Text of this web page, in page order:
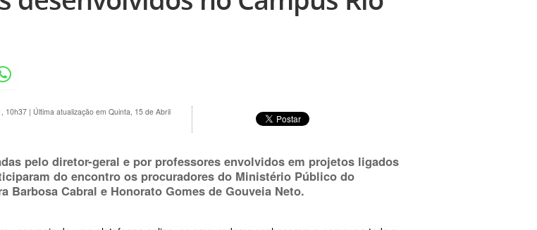
10h37 | Última atualização em Quinta, 15 de Abril
pelo diretor-geral e por professores envolvidos em projetos ligados
do encontro os procuradores do Ministério Público do
Barbosa Cabral e Honorato Gomes de Gouveia Neto.